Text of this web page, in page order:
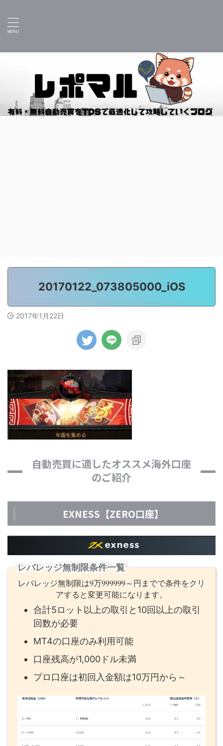
20170122_073805000_iOS
2017年1月22日
自動売買に適したオススメ海外口座
のご紹介
EXNESS【ZERO口座】
レバレッジ無制限条件一覧
レバレッジ無制限は9万999999～円までで条件をクリ
アすると変更可能になります。
合計5ロット以上の取引と10回以上の取引
回数が必要
MT4の口座のみ利用可能
口座残高が1,000ドル未満
プロ口座は初回入金額は10万円から～